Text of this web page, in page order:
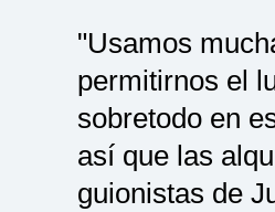
"Usamos
permitirnos el
sobretodo en
así que las
guionistas de